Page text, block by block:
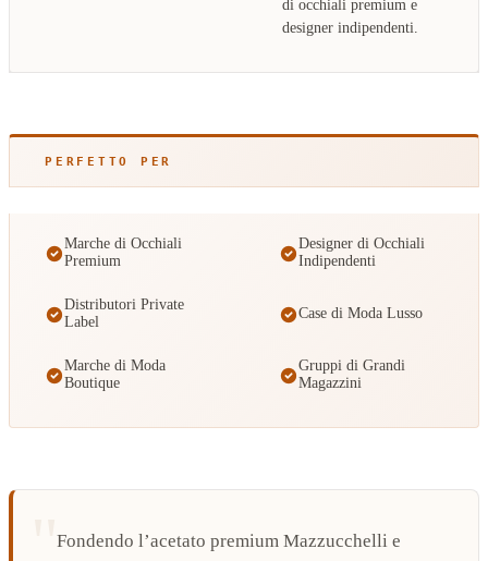
di occhiali premium e
designer indipendenti.
PERFETTO PER
Marche di Occhiali
Premium
Designer di Occhiali
Indipendenti
Distributori Private
Label
Case di Moda Lusso
Marche di Moda
Boutique
Gruppi di Grandi
Magazzini
Fondendo l’acetato premium Mazzucchelli e